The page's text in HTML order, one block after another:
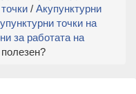
/ Акупунктурни
точки на
за работата на